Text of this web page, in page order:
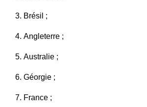
Brésil ;
Angleterre ;
Australie ;
Géorgie ;
France ;